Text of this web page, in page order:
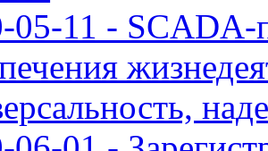
05-11 - SCADA-